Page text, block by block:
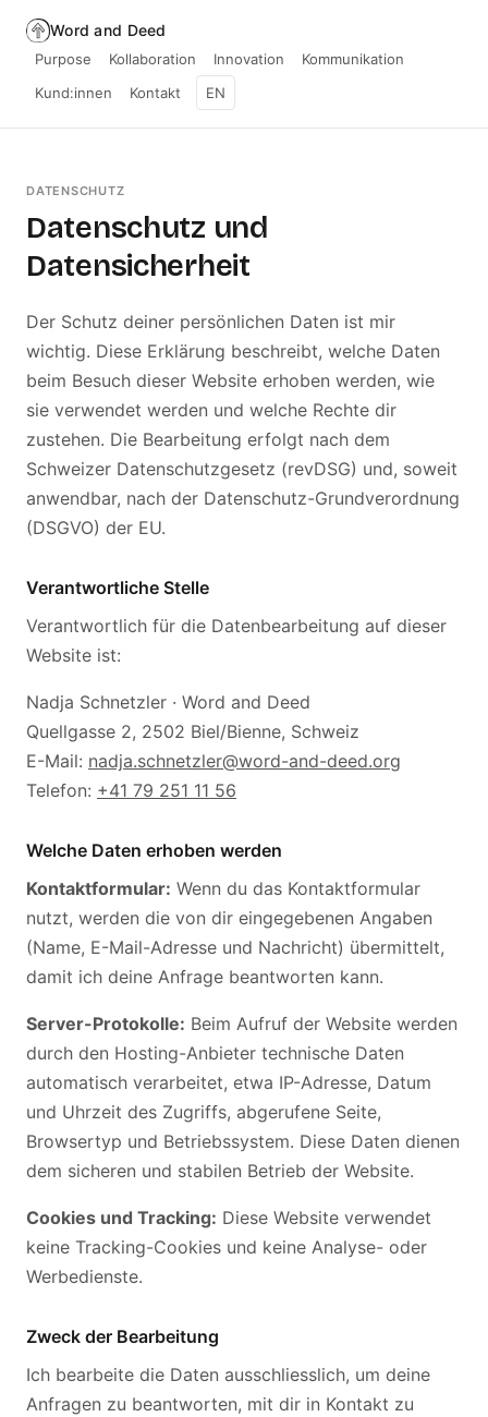
Word and Deed
Purpose Kollaboration Innovation
Kommunikation
Kund:innen
Kontakt EN
DATENSCHUTZ
Datenschutz und
Datensicherheit
Der Schutz deiner persönlichen Daten ist mir
wichtig. Diese Erklärung beschreibt, welche Daten
beim Besuch dieser Website erhoben werden, wie
sie verwendet werden und welche Rechte dir
zustehen. Die Bearbeitung erfolgt nach dem
Schweizer Datenschutzgesetz (revDSG) und, soweit
anwendbar, nach der Datenschutz-Grundverordnung
(DSGVO) der EU.
Verantwortliche Stelle
Verantwortlich für die Datenbearbeitung auf dieser
Website ist:
Nadja Schnetzler · Word and Deed
Quellgasse 2, 2502 Biel/Bienne, Schweiz
E-Mail: nadja.schnetzler@word-and-deed.org
Telefon: +41 79 251 11 56
Welche Daten erhoben werden
Kontaktformular: Wenn du das Kontaktformular
nutzt, werden die von dir eingegebenen Angaben
(Name, E-Mail-Adresse und Nachricht) übermittelt,
damit ich deine Anfrage beantworten kann.
Server-Protokolle: Beim Aufruf der Website werden
durch den Hosting-Anbieter technische Daten
automatisch verarbeitet, etwa IP-Adresse, Datum
und Uhrzeit des Zugriffs, abgerufene Seite,
Browsertyp und Betriebssystem. Diese Daten dienen
dem sicheren und stabilen Betrieb der Website.
Cookies und Tracking: Diese Website verwendet
keine Tracking-Cookies und keine Analyse- oder
Werbedienste.
Zweck der Bearbeitung
Ich bearbeite die Daten ausschliesslich, um deine
Anfragen zu beantworten, mit dir in Kontakt zu